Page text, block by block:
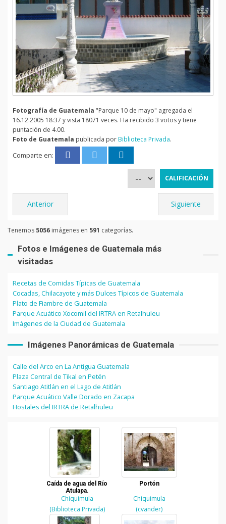
Fotografía de Guatemala "Parque 10 de mayo" agregada el
16.12.2005 18:37 y vista 18071 veces. Ha recibido 3 votos y tiene
puntación de 4.00.
Foto de Guatemala publicada porBiblioteca Privada.
Comparte en:
Anterior Siguiente
Tenemos 5056 imágenes en 591 categorías.
Fotos e Imágenes de Guatemala más
visitadas
Recetas de Comidas Típicas de Guatemala
Cocadas, Chilacayote y más Dulces Típicos de Guatemala
Plato de Fiambre de Guatemala
Parque Acuático Xocomil del IRTRA en Retalhuleu
Imágenes de la Ciudad de Guatemala
Imágenes Panorámicas de Guatemala
Calle del Arco en La Antigua Guatemala
Plaza Central de Tikal en Petén
Santiago Atitlán en el Lago de Atitlán
Parque Acuático Valle Dorado en Zacapa
Hostales del IRTRA de Retalhuleu
Caída de agua del Río
Atulapa.
Chiquimula
(Biblioteca Privada)
Portón
Chiquimula
(cvander)